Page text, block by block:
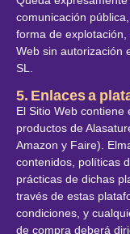
comunicación
forma de
Web sin autorización
SL.
5. Enlaces a
El Sitio Web
productos de
Amazon y Faire).
contenidos, políticas
prácticas de dichas
través de estas
condiciones, y
de compra deberá